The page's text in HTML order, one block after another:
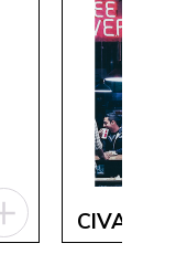
CIVATIS